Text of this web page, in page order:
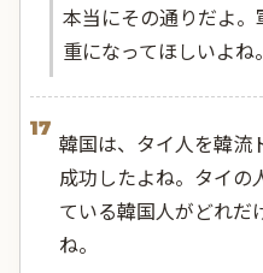
本当にその通りだよ
重になってほしいよね。
17
韓国は、タイ人を韓流
成功したよね。タイの
ている韓国人がどれだ
ね。